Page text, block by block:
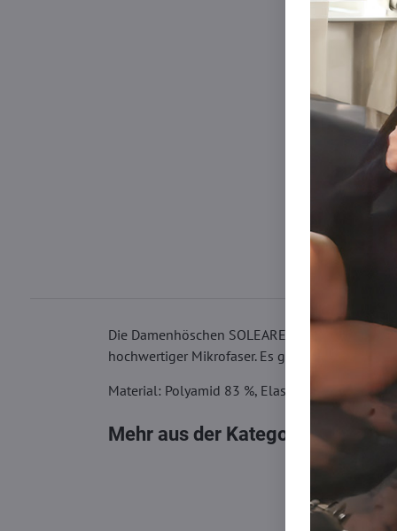
Die Damenhöschen SOLEARE Wolbar haben
hochwertiger Mikrofaser. Es gibt einen
Material: Polyamid 83 %, Elastan 17 %
Mehr aus der Kategorie Damen